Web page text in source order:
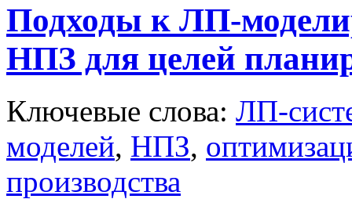
Подходы к ЛП-
НПЗ для целей
Ключевые слова: ЛП-
моделей, НПЗ,
производства